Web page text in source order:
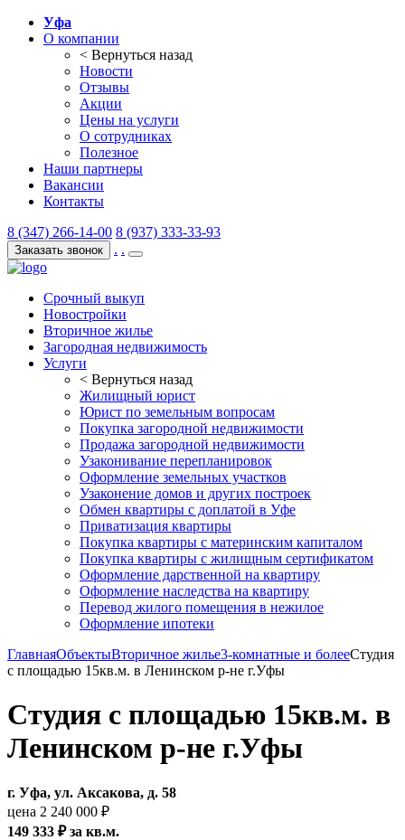
Уфа
О компании
< Вернуться назад
Новости
Отзывы
Акции
Цены на услуги
О сотрудниках
Полезное
Наши партнеры
Вакансии
Контакты
8 (347) 266-14-00 8 (937) 333-33-93
Заказать звонок . .
Срочный выкуп
Новостройки
Вторичное жилье
Загородная недвижимость
Услуги
< Вернуться назад
Жилищный юрист
Юрист по земельным вопросам
Покупка загородной недвижимости
Продажа загородной недвижимости
Узаконивание перепланировок
Оформление земельных участков
Узаконение домов и других построек
Обмен квартиры с доплатой в Уфе
Приватизация квартиры
Покупка квартиры с материнским капиталом
Покупка квартиры с жилищным сертификатом
Оформление дарственной на квартиру
Оформление наследства на квартиру
Перевод жилого помещения в нежилое
Оформление ипотеки
ГлавнаяОбъектыВторичное жилье3-комнатные и болееСтудия
с площадью 15кв.м. в Ленинском р-не г.Уфы
Студия с площадью 15кв.м. в
Ленинском р-не г.Уфы
г. Уфа, ул. Аксакова, д. 58
цена 2 240 000 ₽
149 333 ₽ за кв.м.